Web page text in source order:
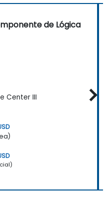
de Lógica
Center III